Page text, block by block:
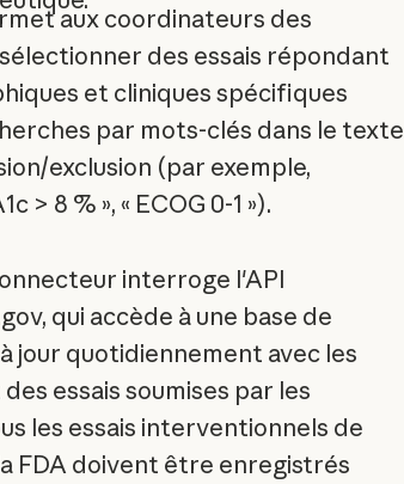
aux coordinateurs des
des essais répondant
et cliniques spécifiques
par mots-clés dans le texte
exclusion (par exemple,
> 8 % », « ECOG 0-1 »).
interroge l'API
qui accède à une base de
jour quotidiennement avec les
essais soumises par les
les essais interventionnels de
FDA doivent être enregistrés